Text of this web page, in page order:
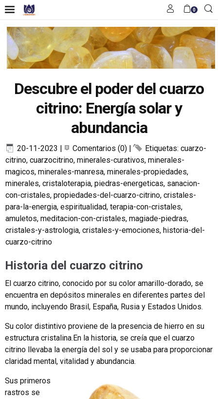
0
Descubre el poder del cuarzo
citrino: Energía solar y
abundancia
20-11-2023 | Comentarios (0) | Etiquetas: cuarzo-
citrino, cuarzocitrino, minerales-curativos, minerales-
magicos, minerales-manresa, minerales-propiedades,
minerales, cristaloterapia, piedras-energeticas, sanacion-
con-cristales, propiedades-del-cuarzo-citrino, cristales-
para-la-energia, espiritualidad, terapia-con-cristales,
amuletos, meditacion-con-cristales, magiade-piedras,
cristales-y-astrologia, cristales-y-emociones, historia-del-
cuarzo-citrino
Historia del cuarzo citrino
El cuarzo citrino, conocido por su color amarillo-dorado, se
encuentra en depósitos minerales en diferentes partes del
mundo, incluyendo Brasil, España, Rusia y Estados Unidos.
Su color distintivo proviene de la presencia de hierro en su
estructura cristalina.En la historia, se creía que el cuarzo
citrino llevaba la energía del sol y se usaba para proporcionar
claridad mental, vitalidad y abundancia.
Sus primeros
rastros se